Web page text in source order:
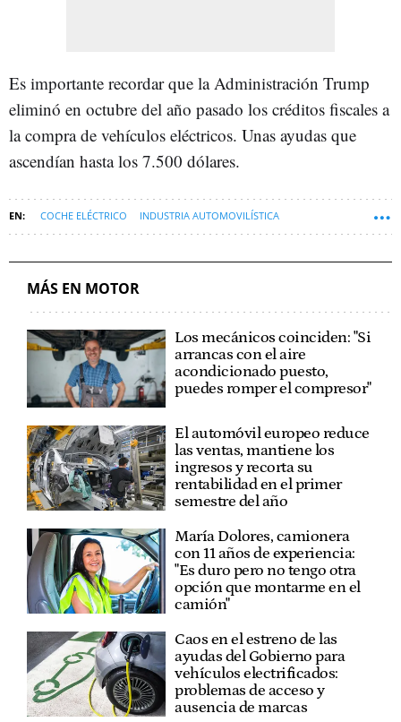
Es importante recordar que la Administración Trump
eliminó en octubre del año pasado los créditos fiscales a
la compra de vehículos eléctricos. Unas ayudas que
ascendían hasta los 7.500 dólares.
COCHE ELÉCTRICO INDUSTRIA AUTOMOVILÍSTICA
MÁS EN MOTOR
Los mecánicos coinciden: "Si
arrancas con el aire
acondicionado puesto,
puedes romper el compresor"
El automóvil europeo reduce
las ventas, mantiene los
ingresos y recorta su
rentabilidad en el primer
semestre del año
María Dolores, camionera
con 11 años de experiencia:
"Es duro pero no tengo otra
opción que montarme en el
camión"
Caos en el estreno de las
ayudas del Gobierno para
vehículos electrificados:
problemas de acceso y
ausencia de marcas